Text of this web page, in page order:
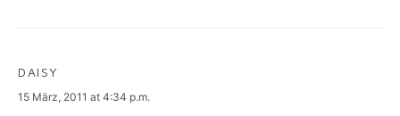
DAISY
says:
15 März, 2011 at 4:34 p.m.